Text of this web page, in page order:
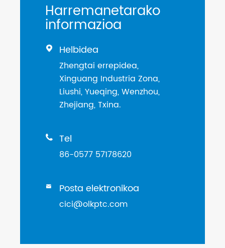
Harremanetarako
informazioa
 Helbidea
Zhengtai errepidea,
Xinguang Industria Zona,
Liushi, Yueqing, Wenzhou,
Zhejiang, Txina.
 Tel
86-0577 57178620
 Posta elektronikoa
cici@olkptc.com